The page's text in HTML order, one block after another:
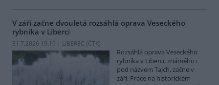
V září začne dvouletá rozsáhlá oprava Veseckého
rybníka v Liberci
31.7.2026 19:19 | LIBEREC (ČTK)
Rozsáhlá oprava Veseckého
rybníka v Liberci, známého i
pod názvem Tajch, začne v
září. Práce na historickém